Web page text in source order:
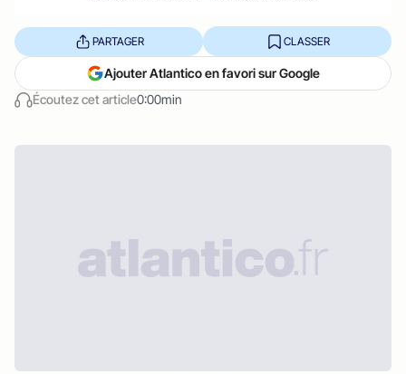
Écoutez cet article0:00min
PARTAGER CLASSER
Ajouter Atlantico en favori sur Google